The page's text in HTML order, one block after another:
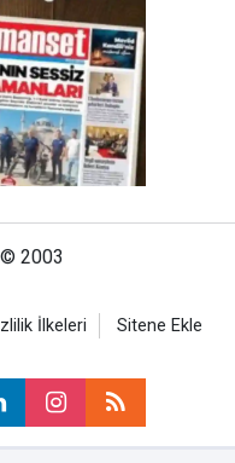
2003
İlkeleri Sitene Ekle